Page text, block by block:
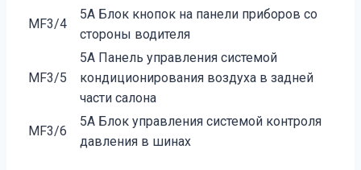
MF3/4
5A Блок кнопок на панели приборов со
стороны водителя
MF3/5
5A Панель управления системой
кондиционирования воздуха в задней
части салона
MF3/6
5A Блок управления системой контроля
давления в шинах